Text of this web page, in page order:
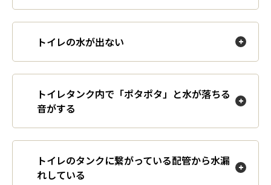
その他設備等のトラブル
共用部のトラブル
緊急のトラブル
害虫・害獣のトラブル
トイレの水が出ない
トイレタンク内で「ポタポタ」と水が落ちる
音がする
トイレのタンクに繋がっている配管から水漏
れしている